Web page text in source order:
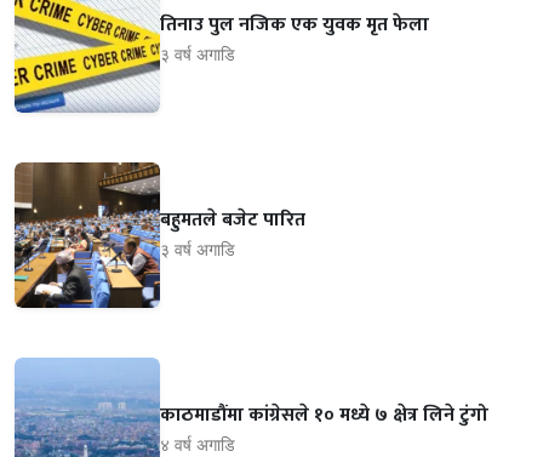
तिनाउ पुल नजिक एक युवक मृत फेला
३ वर्ष अगाडि
बहुमतले बजेट पारित
३ वर्ष अगाडि
काठमाडौंमा कांग्रेसले १० मध्ये ७ क्षेत्र लिने टुंगो
४ वर्ष अगाडि